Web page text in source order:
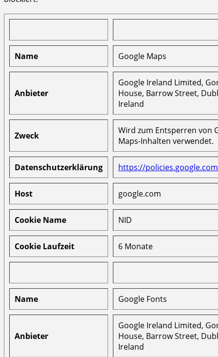
Name Google Maps
Anbieter
Google Ireland Limited,
House, Barrow Street,
Ireland
Zweck
Wird zum Entsperren von
Maps-Inhalten verwendet.
Datenschutzerklärung https://
Host google.com
Cookie Name NID
Cookie Laufzeit 6 Monate
Name Google Fonts
Anbieter
Google Ireland Limited,
House, Barrow Street,
Ireland